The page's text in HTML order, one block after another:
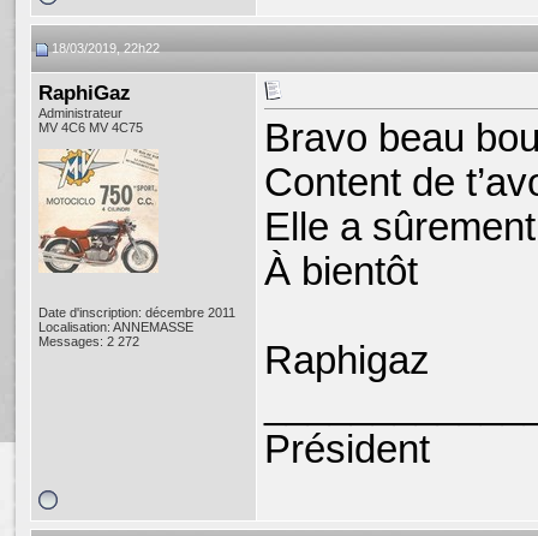
18/03/2019, 22h22
RaphiGaz
Administrateur
MV 4C6 MV 4C75
Date d'inscription: décembre 2011
Localisation: ANNEMASSE
Messages: 2 272
Bravo beau
Content de
Elle a
À bientôt
Raphigaz
Président